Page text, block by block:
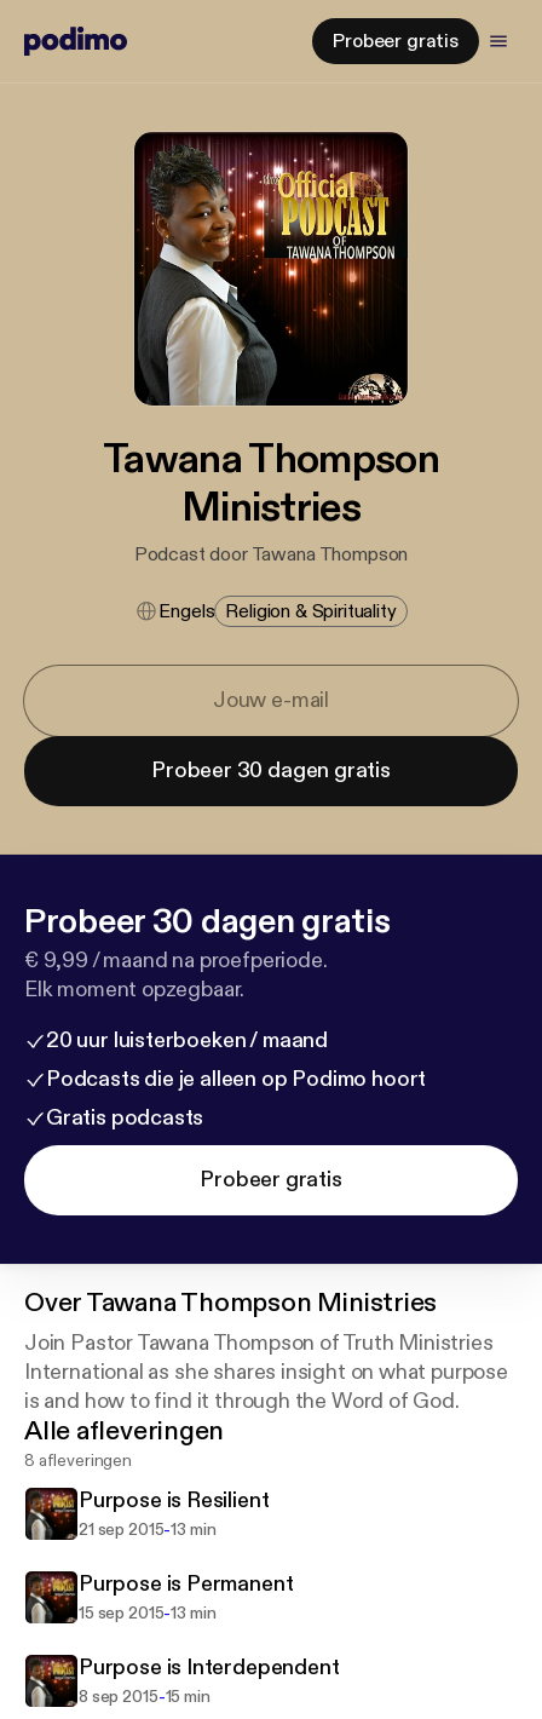
Probeer gratis
Tawana Thompson
Ministries
Podcast door Tawana Thompson
Engels Religion & Spirituality
Probeer 30 dagen gratis
Probeer 30 dagen gratis
€ 9,99 / maand na proefperiode.
Elk moment opzegbaar.
20 uur luisterboeken / maand
Podcasts die je alleen op Podimo hoort
Gratis podcasts
Probeer gratis
OverTawana Thompson Ministries
Join Pastor Tawana Thompson of Truth Ministries
International as she shares insight on what purpose
is and how to find it through the Word of God.
Alle afleveringen
8 afleveringen
Purpose is Resilient
21 sep 2015-13 min
Purpose is Permanent
15 sep 2015-13 min
Purpose is Interdependent
8 sep 2015-15 min